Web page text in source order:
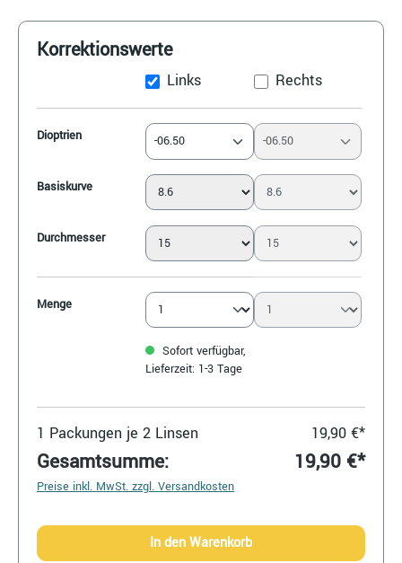
Korrektionswerte
Dioptrien
Basiskurve
Durchmesser
Menge
Links
-06.50
Sofort verfügbar,
Lieferzeit: 1-3 Tage
Rechts
-06.50
1 Packungen je 2 Linsen 19,90 €*
Gesamtsumme: 19,90 €*
Preise inkl. MwSt. zzgl. Versandkosten
In den Warenkorb